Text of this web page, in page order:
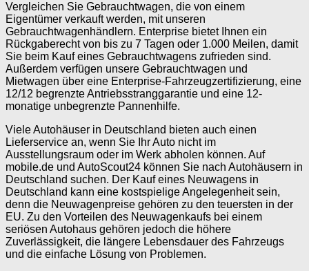
Vergleichen Sie Gebrauchtwagen, die von einem
Eigentümer verkauft werden, mit unseren
Gebrauchtwagenhändlern. Enterprise bietet Ihnen ein
Rückgaberecht von bis zu 7 Tagen oder 1.000 Meilen, damit
Sie beim Kauf eines Gebrauchtwagens zufrieden sind.
Außerdem verfügen unsere Gebrauchtwagen und
Mietwagen über eine Enterprise-Fahrzeugzertifizierung, eine
12/12 begrenzte Antriebsstranggarantie und eine 12-
monatige unbegrenzte Pannenhilfe.
Viele Autohäuser in Deutschland bieten auch einen
Lieferservice an, wenn Sie Ihr Auto nicht im
Ausstellungsraum oder im Werk abholen können. Auf
mobile.de und AutoScout24 können Sie nach Autohäusern in
Deutschland suchen. Der Kauf eines Neuwagens in
Deutschland kann eine kostspielige Angelegenheit sein,
denn die Neuwagenpreise gehören zu den teuersten in der
EU. Zu den Vorteilen des Neuwagenkaufs bei einem
seriösen Autohaus gehören jedoch die höhere
Zuverlässigkeit, die längere Lebensdauer des Fahrzeugs
und die einfache Lösung von Problemen.